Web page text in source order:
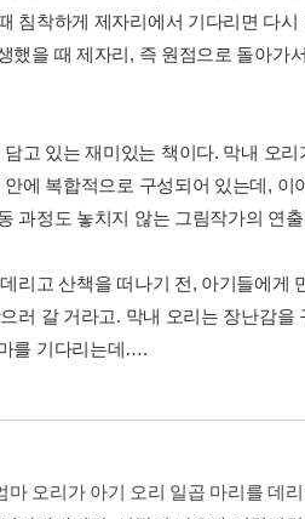
침착하게 제자리에서 기다리면 다
했을 때 제자리, 즉 원점으로 돌아가
고 있는 재미있는 책이다. 막내 오
에 복합적으로 구성되어 있는데,
과정도 놓치지 않는 그림작가의 연
리고 산책을 떠나기 전, 아기들에게
러 갈 거라고. 막내 오리는 장난감
를 기다리는데….
마 오리가 아기 오리 일곱 마리를 데